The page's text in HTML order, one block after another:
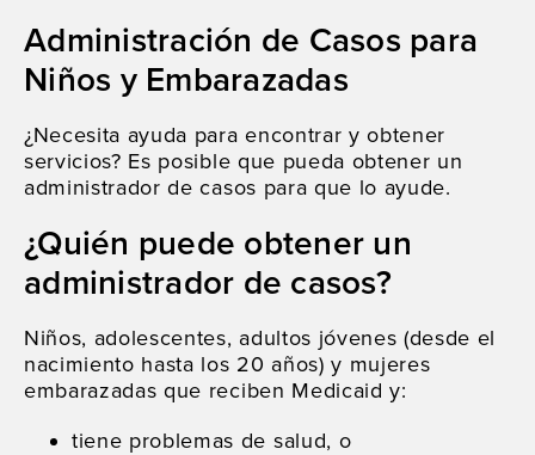
Administración de Casos para
Niños y Embarazadas
¿Necesita ayuda para encontrar y obtener
servicios? Es posible que pueda obtener un
administrador de casos para que lo ayude.
¿Quién puede obtener un
administrador de casos?
Niños, adolescentes, adultos jóvenes (desde el
nacimiento hasta los 20 años) y mujeres
embarazadas que reciben Medicaid y:
tiene problemas de salud, o